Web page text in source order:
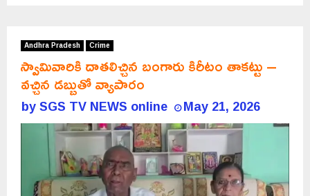
Andhra Pradesh Crime
స్వామివారికి దాతలిచ్చిన బంగారు కిరీటం తాకట్టు –
వచ్చిన డబ్బుతో వ్యాపారం
bySGS TV NEWS online May 21, 2026